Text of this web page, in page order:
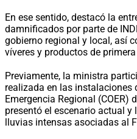
En ese sentido, destacó la
damnificados por parte de
gobierno regional y local, así
víveres y productos de
Previamente, la ministra
realizada en las instalaciones
Emergencia Regional (COER)
presentó el escenario actual
lluvias intensas asociadas al